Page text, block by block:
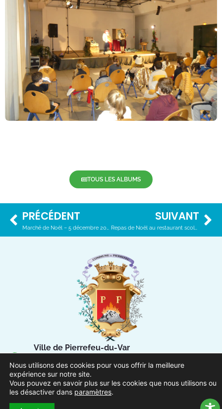
TOUS LES ALBUMS
PRÉCÉDENT SUIVANT
Ville de Pierrefeu-du-Var
83390 Pierrefeu-du-Var
04.94.13.53.13
Du lundi au vendredi de 8h30
Nous utilisons des cookies pour vous offrir la meilleure
expérience sur notre site.
Vous pouvez en savoir plus sur les cookies que nous utilisons ou
les désactiver dans paramètres.